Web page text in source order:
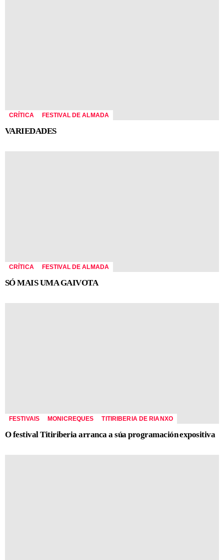
CRÍTICA FESTIVAL DE ALMADA
VARIEDADES
CRÍTICA FESTIVAL DE ALMADA
SÓ MAIS UMA GAIVOTA
FESTIVAIS MONICREQUES TITIRIBERIA DE RIANXO
O festival Titiriberia arranca a súa programación expositiva